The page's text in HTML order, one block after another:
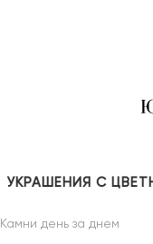
УКРАШЕНИЯ С
Камни день за днем